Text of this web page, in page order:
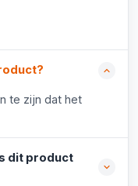
te zijn dat het
dit product